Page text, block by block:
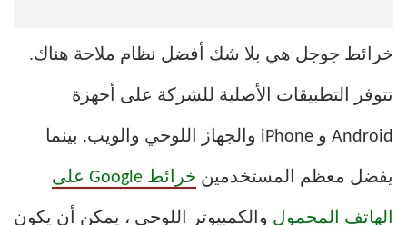
خرائط جوجل هي بلا شك أفضل نظام ملاحة هناك.
تتوفر التطبيقات الأصلية للشركة على أجهزة
Android و iPhone والجهاز اللوحي والويب. بينما
يفضل معظم المستخدمين خرائط Google على
الهاتف المحمول والكمبيوتر اللوحي ، يمكن أن يكون